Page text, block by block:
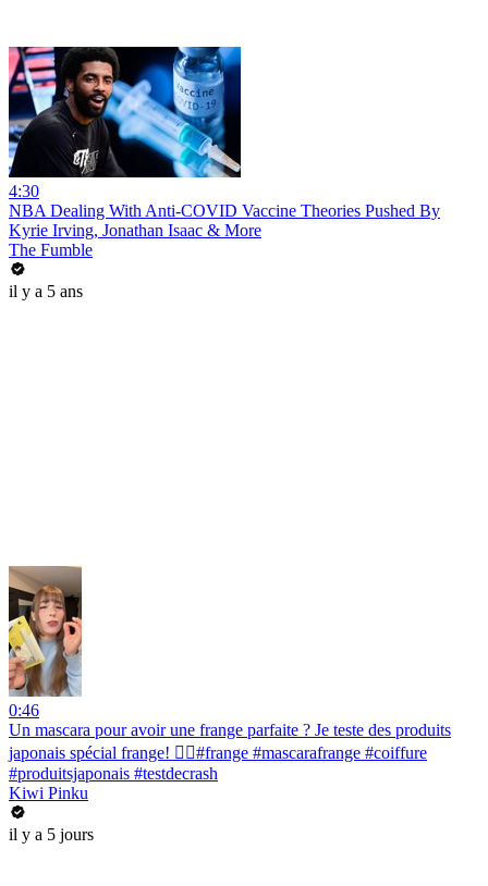
4:30
NBA Dealing With Anti-COVID Vaccine Theories Pushed By
Kyrie Irving, Jonathan Isaac & More
The Fumble
il y a 5 ans
0:46
Un mascara pour avoir une frange parfaite ? Je teste des produits
japonais spécial frange! 💇‍♀️#frange #mascarafrange #coiffure
#produitsjaponais #testdecrash
Kiwi Pinku
il y a 5 jours